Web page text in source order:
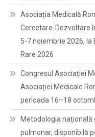
Asociația Medicală
Cercetare-Dezvoltare
5-7 noiembrie 2026, la
Rare 2026
Congresul Asociației
Asociației Medicale
perioada 16–18
Metodologia națională
pulmonar, disponibilă